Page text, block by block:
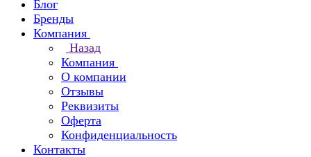
Блог
Бренды
Компания
Назад
Компания
О компании
Отзывы
Реквизиты
Оферта
Конфиденциальность
Контакты